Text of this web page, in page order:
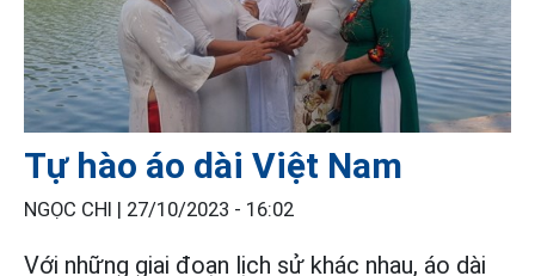
Tự hào áo dài Việt Nam
NGỌC CHI | 27/10/2023 - 16:02
Với những giai đoạn lịch sử khác nhau, áo dài